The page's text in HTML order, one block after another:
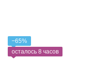
−65%
осталось 8 часов